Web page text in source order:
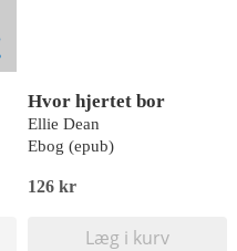
Hvor hjertet bor
Ellie Dean
Ebog (epub)
126 kr
Læg i kurv